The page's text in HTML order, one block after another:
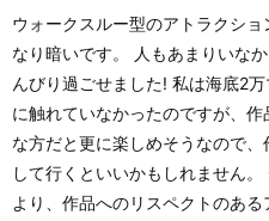
ウォークスルー型のアトラクショ
なり暗いです。 人もあまりいな
んびり過ごせました! 私は海底2
に触れていなかったのですが、作
な方だと更に楽しめそうなので、
して行くといいかもしれません
より、作品へのリスペクトのある